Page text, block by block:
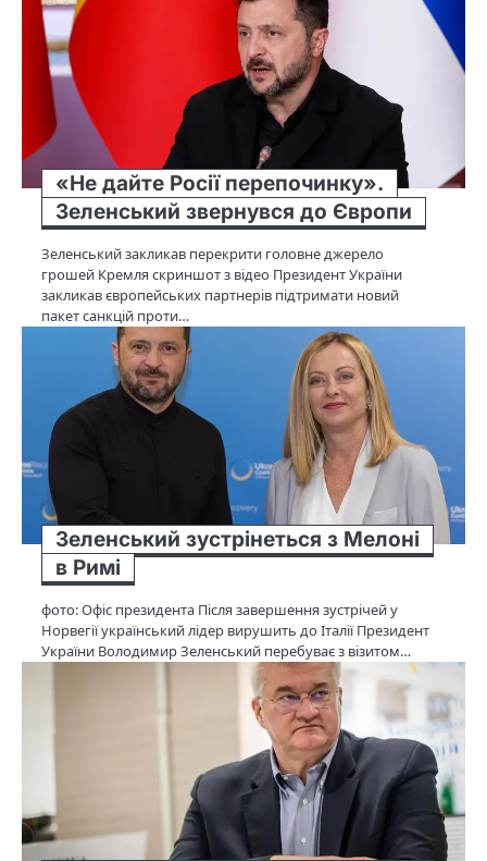
«Не дайте Росії перепочинку».
Зеленський звернувся до Європи
Зеленський закликав перекрити головне джерело
грошей Кремля скриншот з відео Президент України
закликав європейських партнерів підтримати новий
пакет санкцій проти…
Зеленський зустрінеться з Мелоні
в Римі
фото: Офіс президента Після завершення зустрічей у
Норвегії український лідер вирушить до Італії Президент
України Володимир Зеленський перебуває з візитом…